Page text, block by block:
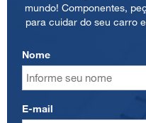
mundo! Componentes,
para cuidar do seu carro
Nome
E-mail